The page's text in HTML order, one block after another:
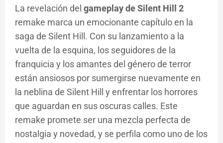
La revelación del gameplay de Silent Hill 2
remake marca un emocionante capítulo en la
saga de Silent Hill. Con su lanzamiento a la
vuelta de la esquina, los seguidores de la
franquicia y los amantes del género de terror
están ansiosos por sumergirse nuevamente en
la neblina de Silent Hill y enfrentar los horrores
que aguardan en sus oscuras calles. Este
remake promete ser una mezcla perfecta de
nostalgia y novedad, y se perfila como uno de los